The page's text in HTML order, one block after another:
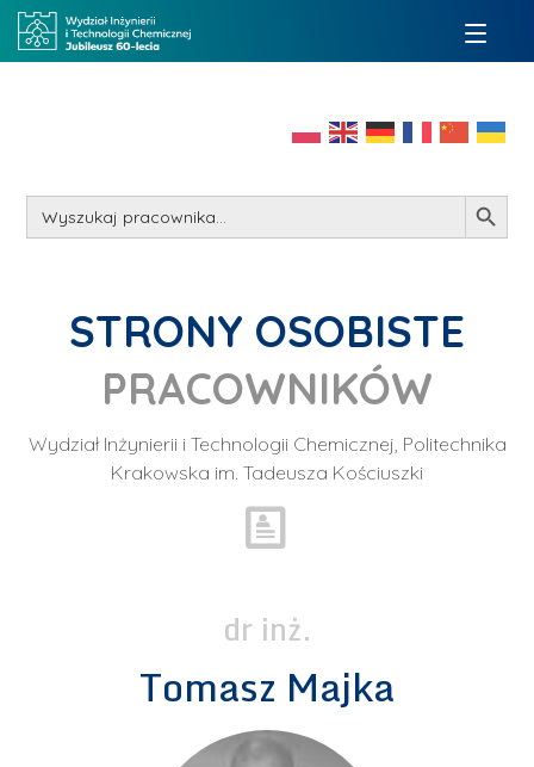
Search
for:
Search Button
STRONY OSOBISTE
PRACOWNIKÓW
Wydział Inżynierii i Technologii Chemicznej, Politechnika
Krakowska im. Tadeusza Kościuszki
dr inż.
Tomasz Majka